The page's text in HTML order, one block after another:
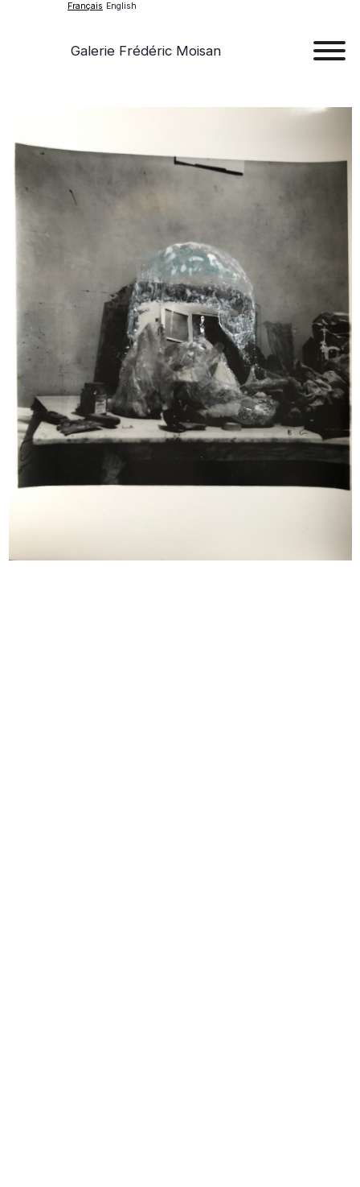
Français English
Galerie Frédéric Moisan